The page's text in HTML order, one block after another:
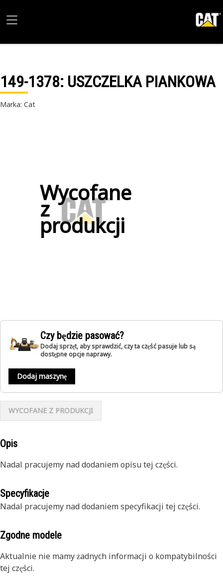
149-1378: USZCZELKA PIANKOWA
Marka: Cat
Wycofane
z
produkcji
Czy będzie pasować?
Dodaj sprzęt, aby sprawdzić, czy ta część pasuje lub są
dostępne opcje naprawy.
Dodaj maszynę
WYCOFANE Z PRODUKCJI
Opis
Nadal pracujemy nad dodaniem opisu tej części.
Specyfikacje
Nadal pracujemy nad dodaniem specyfikacji tej części.
Zgodne modele
Aktualnie nie mamy żadnych informacji o kompatybilności
tej części.